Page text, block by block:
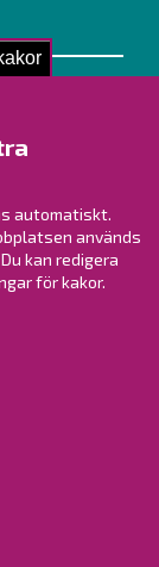
automatiskt.
används
kan redigera
för kakor.